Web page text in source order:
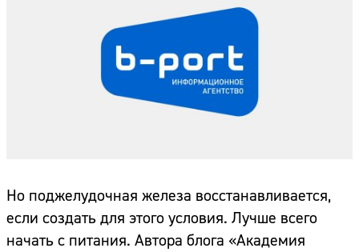
Но поджелудочная железа восстанавливается,
если создать для этого условия. Лучше всего
начать с питания. Автора блога «Академия